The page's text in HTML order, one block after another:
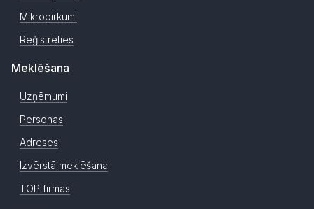
Mikropirkumi
Reģistrēties
Meklēšana
Uzņēmumi
Personas
Adreses
Izvērstā meklēšana
TOP firmas